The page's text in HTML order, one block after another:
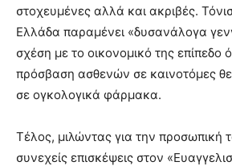
στοχευμένες αλλά και ακριβές.
Ελλάδα παραμένει «δυσανάλογα
σχέση με το οικονομικό της
πρόσβαση ασθενών σε καινοτόμες
σε ογκολογικά φάρμακα.
Τέλος, μιλώντας για την προσωπική
συνεχείς επισκέψεις στον